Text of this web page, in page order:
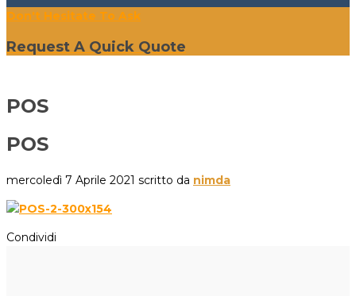
Don't Hesitate To Ask
Request A Quick Quote
POS
POS
mercoledì 7 Aprile 2021 scritto da nimda
Condividi